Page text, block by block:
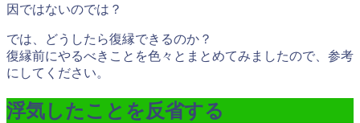
因ではないのでは？
では、どうしたら復縁できるのか？
復縁前にやるべきことを色々とまとめてみましたので、参考
にしてください。
浮気したことを反省する